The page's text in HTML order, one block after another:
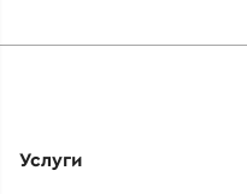
Услуги